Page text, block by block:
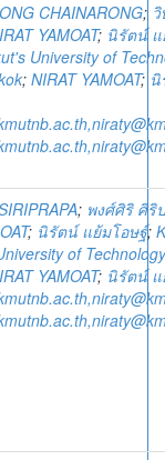
CHAINARONG;
YAMOAT; นิรัตน์
University of
; NIRAT YAMOAT; นิ
; พงศ์ศิริ ศิริ
; นิรัตน์ แย้มโอษฐ์;
of
YAMOAT; นิรัตน์